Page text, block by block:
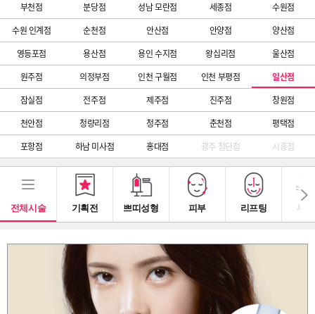
부천점
분당점 성남 모란점 세종점
수원점
수원 인계점
순천점 안산점 안양점
양산점
영등포점
용산점 용인 수지점 왕십리점
울산점
원주점
의정부점 인천 구월점 인천 부평점
일산점
잠실점
전주점 제주점 진주점
창원점
천안점
청량리점 청주점 춘천점
평택점
포항점
하남 미사점 홍대점 광주 첨단점 시흥점
전체시술 기획전 쁘띠성형 피부 리프팅 부